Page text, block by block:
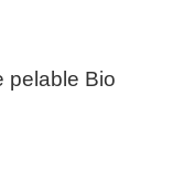
pelable Bio